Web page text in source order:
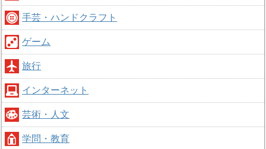
手芸・ハンドクラフト
ゲーム
旅行
インターネット
芸術・人文
学問・教育